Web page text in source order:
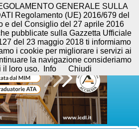
GENERALE SULLA
Regolamento (UE) 2016/679 del
e del Consiglio del 27 aprile 2016
pubblicate sulla Gazzetta Ufficiale
del 23 maggio 2018 ti informiamo
i cookie per migliorare i servizi ai
la navigazione consideriamo
il loro uso.
Info Chiudi